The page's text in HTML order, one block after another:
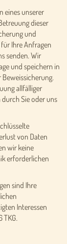
eines unserer
dieser
und
Ihre Anfragen
senden. Wir
und speichern in
Beweissicherung.
allfälliger
Sie oder uns
von Daten
wir keine
erforderlichen
sind Ihre
Interessen